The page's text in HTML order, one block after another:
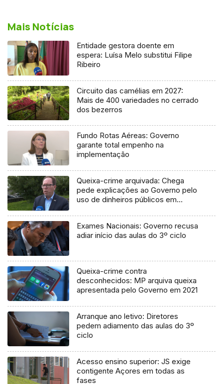
Mais Notícias
Entidade gestora doente em
espera: Luísa Melo substitui Filipe
Ribeiro
Circuito das camélias em 2027:
Mais de 400 variedades no cerrado
dos bezerros
Fundo Rotas Aéreas: Governo
garante total empenho na
implementação
Queixa-crime arquivada: Chega
pede explicações ao Governo pelo
uso de dinheiros públicos em
Exames Nacionais: Governo recusa
adiar início das aulas do 3º ciclo
Queixa-crime contra
desconhecidos: MP arquiva queixa
apresentada pelo Governo em 2021
Arranque ano letivo: Diretores
pedem adiamento das aulas do 3º
ciclo
Acesso ensino superior: JS exige
contigente Açores em todas as
fases